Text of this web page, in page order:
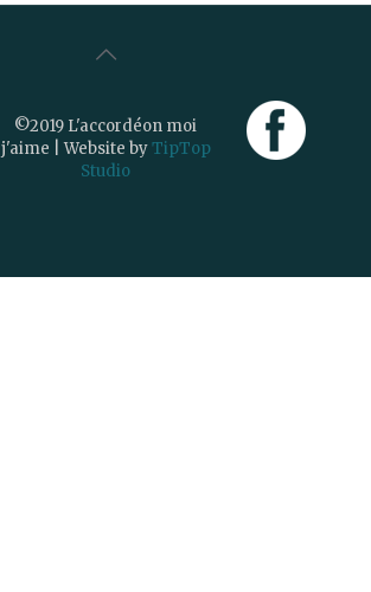
©2019 L'accordéon moi
j'aime | Website byTipTop
Studio